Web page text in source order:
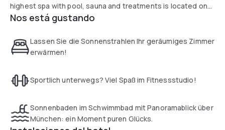
highest spa with pool, sauna and treatments is located on
the 22nd floor. Enjoy a unique park view over the English
Nos está gustando
Lassen Sie die Sonnenstrahlen Ihr geräumiges Zimmer
erwärmen!
Sportlich unterwegs? Viel Spaß im Fitnessstudio!
Sonnenbaden im Schwimmbad mit Panoramablick über
München: ein Moment puren Glücks.